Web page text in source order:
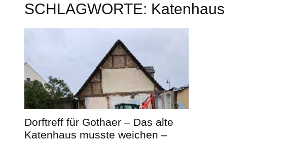
SCHLAGWORTE: Katenhaus
Dorftreff für Gothaer – Das alte
Katenhaus musste weichen –